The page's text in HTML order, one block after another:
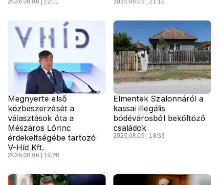
2026.08.06 | 22:11 2026.08.06 | 21:18
Megnyerte első
közbeszerzését a
választások óta a
Mészáros Lőrinc
érdekeltségébe tartozó
V-Híd Kft.
2026.08.06 | 19:28
Elmentek Szalonnáról a
kassai illegális
bódévárosból beköltöző
családok
2026.08.06 | 18:33